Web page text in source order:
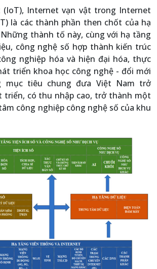
(IoT), Internet vạn vật trong Internet
là các thành phần then chốt của hạ
thành tố này, cùng với hạ tầng
công nghệ số hợp thành kiến trúc
nghiệp hóa và hiện đại hóa, thực
triển khoa học công nghệ - đổi mới
mục tiêu chung đưa Việt Nam trở
triển, có thu nhập cao, trở thành một
công nghiệp công nghệ số của khu